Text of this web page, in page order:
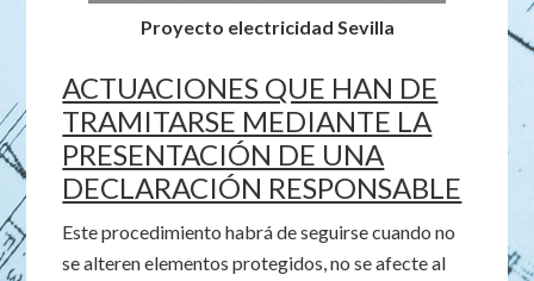
Proyecto electricidad Sevilla
ACTUACIONES QUE HAN DE
TRAMITARSE MEDIANTE LA
PRESENTACIÓN DE UNA
DECLARACIÓN RESPONSABLE
Este procedimiento habrá de seguirse cuando no
se alteren elementos protegidos, no se afecte al